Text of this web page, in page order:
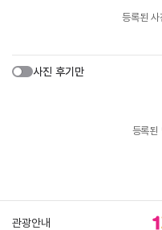
등록된 사
사진 후기만
등록된
관광안내